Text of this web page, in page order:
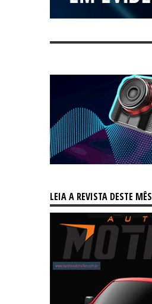
LEIA A REVISTA DESTE MÊS